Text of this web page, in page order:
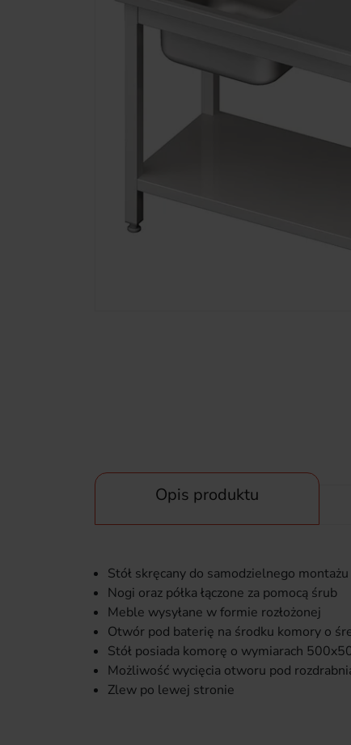
Opis produktu
Stół skręcany do samodzielnego montażu
Nogi oraz półka łączone za pomocą śrub
Meble wysyłane w formie rozłożonej
Otwór pod baterię na środku komory o
Stół posiada komorę o wymiarach
Możliwość wycięcia otworu pod
Zlew po lewej stronie